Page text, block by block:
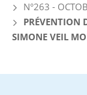
N°263 -
PRÉVENTION
SIMONE VEIL